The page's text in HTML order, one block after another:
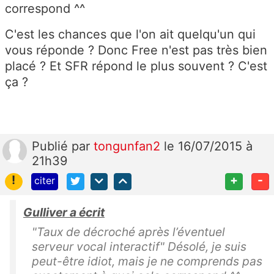
correspond ^^
C'est les chances que l'on ait quelqu'un qui
vous réponde ? Donc Free n'est pas très bien
placé ? Et SFR répond le plus souvent ? C'est
ça ?
Publié par tongunfan2 le 16/07/2015 à
21h39
!
citer + -
Gulliver a écrit
"Taux de décroché après l’éventuel
serveur vocal interactif" Désolé, je suis
peut-être idiot, mais je ne comprends pas